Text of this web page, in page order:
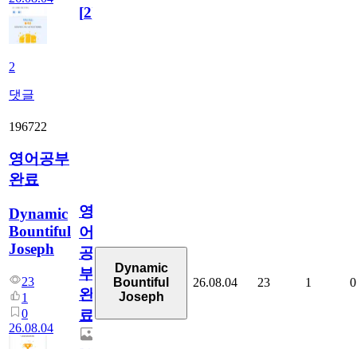
2
댓글
[2]
196722
영어공부
완료
Dynamic
Bountiful
Joseph
23
1
0
26.08.04
영
어
공
부
완
료
Dynamic
Bountiful
Joseph
26.08.04 23 1 0